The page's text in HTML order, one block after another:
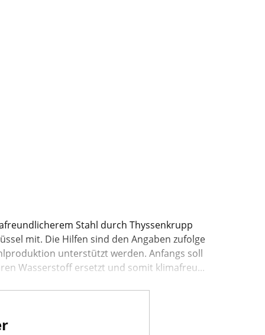
Stahl durch Thyssenkrupp
mit. Die Hilfen sind den Angaben zufolge
unterstützt werden. Anfangs soll
Wasserstoff ersetzt und somit klimafreu...